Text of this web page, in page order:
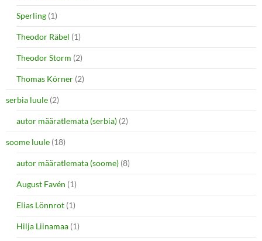
Sperling (1)
Theodor Räbel (1)
Theodor Storm (2)
Thomas Körner (2)
serbia luule (2)
autor määratlemata (serbia) (2)
soome luule (18)
autor määratlemata (soome) (8)
August Favén (1)
Elias Lönnrot (1)
Hilja Liinamaa (1)